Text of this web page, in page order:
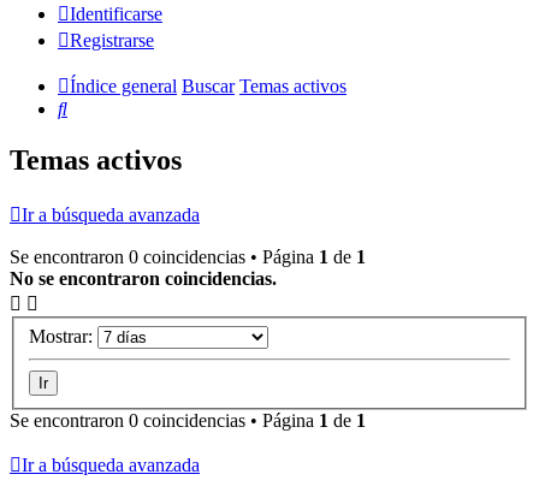
Identificarse
Registrarse
Índice general Buscar Temas activos
Buscar
Temas activos
Ir a búsqueda avanzada
Se encontraron 0 coincidencias • Página 1 de 1
No se encontraron coincidencias.
Mostrar:
Se encontraron 0 coincidencias • Página 1 de 1
Ir a búsqueda avanzada